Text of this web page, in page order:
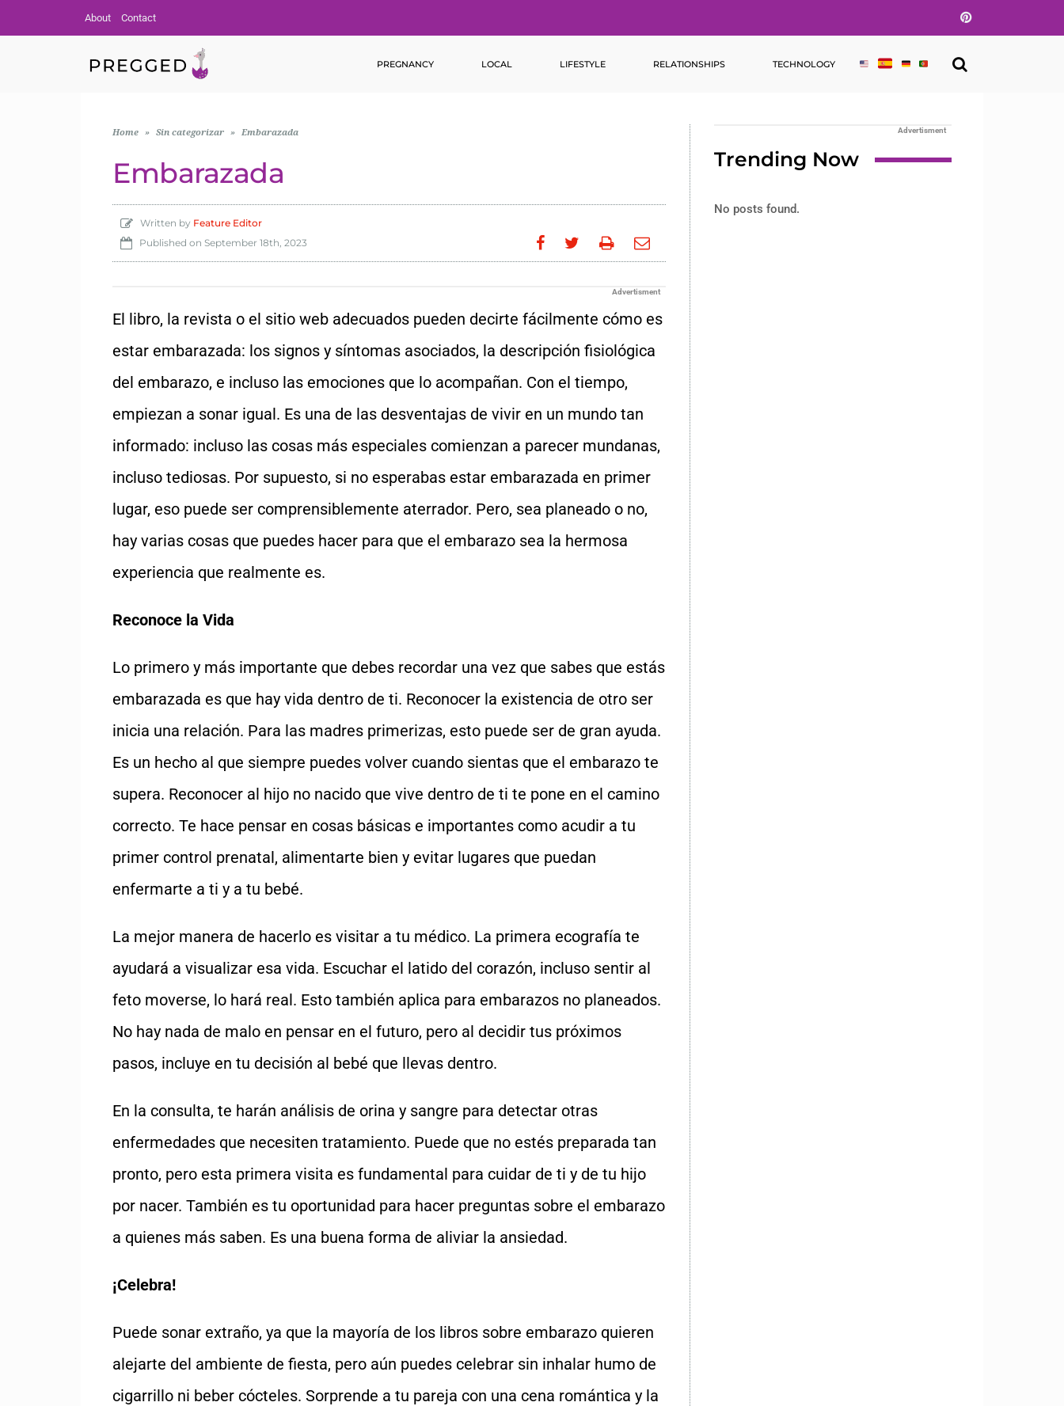
About
Contact
Pinterest
PREGNANCY LOCAL LIFESTYLE RELATIONSHIPS TECHNOLOGY
Home » Sin categorizar » Embarazada
Embarazada
Written by Feature Editor
Published on September 18th, 2023
Advertisment
El libro, la revista o el sitio web adecuados pueden decirte fácilmente cómo es
estar embarazada: los signos y síntomas asociados, la descripción fisiológica
del embarazo, e incluso las emociones que lo acompañan. Con el tiempo,
empiezan a sonar igual. Es una de las desventajas de vivir en un mundo tan
informado: incluso las cosas más especiales comienzan a parecer mundanas,
incluso tediosas. Por supuesto, si no esperabas estar embarazada en primer
lugar, eso puede ser comprensiblemente aterrador. Pero, sea planeado o no,
hay varias cosas que puedes hacer para que el embarazo sea la hermosa
experiencia que realmente es.
Reconoce la Vida
Lo primero y más importante que debes recordar una vez que sabes que estás
embarazada es que hay vida dentro de ti. Reconocer la existencia de otro ser
inicia una relación. Para las madres primerizas, esto puede ser de gran ayuda.
Es un hecho al que siempre puedes volver cuando sientas que el embarazo te
supera. Reconocer al hijo no nacido que vive dentro de ti te pone en el camino
correcto. Te hace pensar en cosas básicas e importantes como acudir a tu
primer control prenatal, alimentarte bien y evitar lugares que puedan
enfermarte a ti y a tu bebé.
La mejor manera de hacerlo es visitar a tu médico. La primera ecografía te
ayudará a visualizar esa vida. Escuchar el latido del corazón, incluso sentir al
feto moverse, lo hará real. Esto también aplica para embarazos no planeados.
No hay nada de malo en pensar en el futuro, pero al decidir tus próximos
pasos, incluye en tu decisión al bebé que llevas dentro.
En la consulta, te harán análisis de orina y sangre para detectar otras
enfermedades que necesiten tratamiento. Puede que no estés preparada tan
pronto, pero esta primera visita es fundamental para cuidar de ti y de tu hijo
por nacer. También es tu oportunidad para hacer preguntas sobre el embarazo
a quienes más saben. Es una buena forma de aliviar la ansiedad.
¡Celebra!
Puede sonar extraño, ya que la mayoría de los libros sobre embarazo quieren
alejarte del ambiente de fiesta, pero aún puedes celebrar sin inhalar humo de
cigarrillo ni beber cócteles. Sorprende a tu pareja con una cena romántica y la
Advertisment
Trending Now
No posts found.